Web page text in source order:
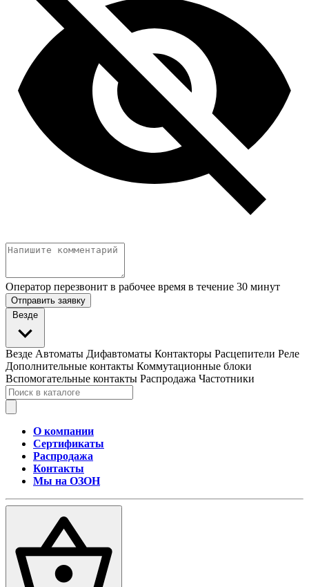
Оператор перезвонит в рабочее время в течение 30 минут
Отправить заявку
Везде
Везде Автоматы Дифавтоматы Контакторы Расцепители Реле
Дополнительные контакты Коммутационные блоки
Вспомогательные контакты Распродажа Частотники
О компании
Сертификаты
Распродажа
Контакты
Мы на ОЗОН